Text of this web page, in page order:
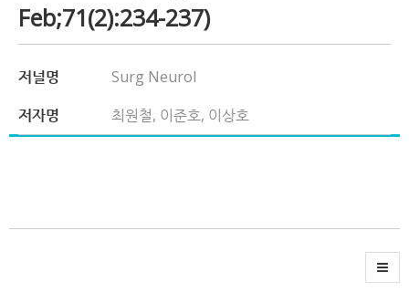
Feb;71(2):234-237)
저널명
Surg Neurol
저자명
최원철, 이준호, 이상호